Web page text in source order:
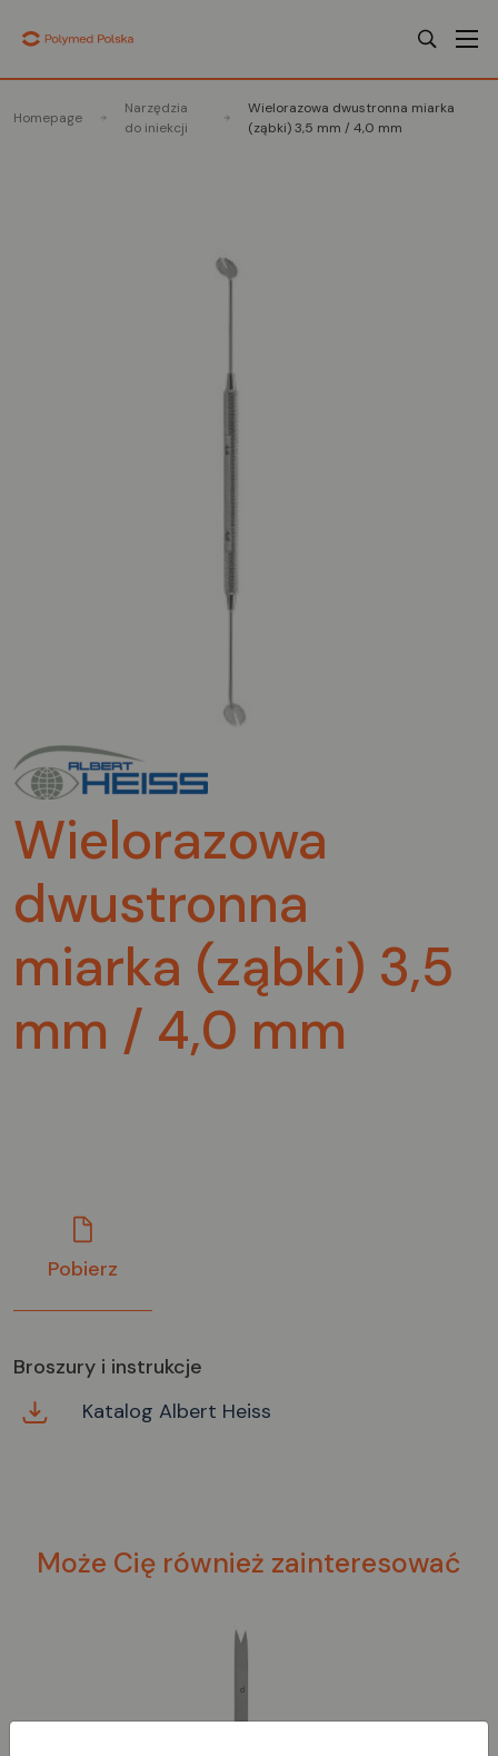
Homepage
Narzędzia
do iniekcji
Wielorazowa dwustronna miarka
(ząbki) 3,5 mm / 4,0 mm
Wielorazowa
dwustronna
miarka (ząbki) 3,5
mm / 4,0 mm
Pobierz
Broszury i instrukcje
Katalog Albert Heiss
Może Cię również zainteresować